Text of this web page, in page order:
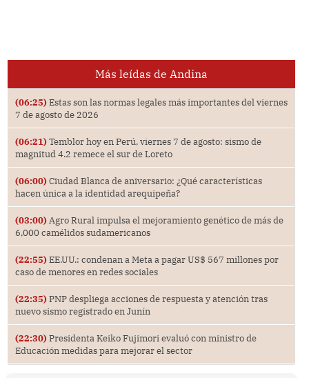
Más leídas de Andina
(06:25) Estas son las normas legales más importantes del viernes
7 de agosto de 2026
(06:21) Temblor hoy en Perú, viernes 7 de agosto: sismo de
magnitud 4.2 remece el sur de Loreto
(06:00) Ciudad Blanca de aniversario: ¿Qué características
hacen única a la identidad arequipeña?
(03:00) Agro Rural impulsa el mejoramiento genético de más de
6,000 camélidos sudamericanos
(22:55) EE.UU.: condenan a Meta a pagar US$ 567 millones por
caso de menores en redes sociales
(22:35) PNP despliega acciones de respuesta y atención tras
nuevo sismo registrado en Junín
(22:30) Presidenta Keiko Fujimori evaluó con ministro de
Educación medidas para mejorar el sector